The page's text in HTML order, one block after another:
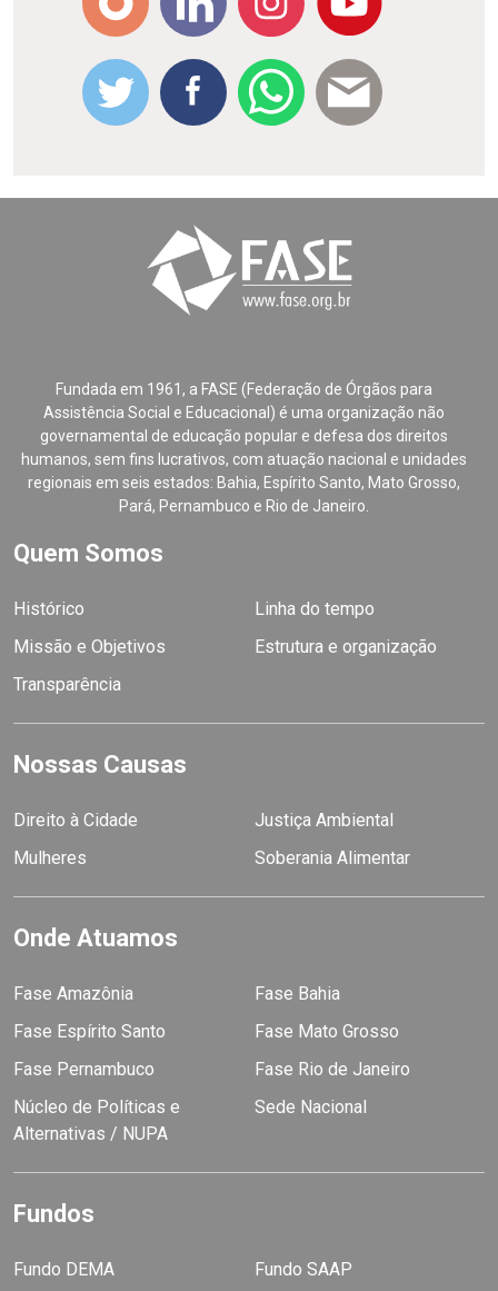
Fundada em 1961, a FASE (Federação de Órgãos para
Assistência Social e Educacional) é uma organização não
governamental de educação popular e defesa dos direitos
humanos, sem fins lucrativos, com atuação nacional e unidades
regionais em seis estados: Bahia, Espírito Santo, Mato Grosso,
Pará, Pernambuco e Rio de Janeiro.
Quem Somos
Histórico
Linha do tempo
Missão e Objetivos
Estrutura e organização
Transparência
Nossas Causas
Direito à Cidade
Justiça Ambiental
Mulheres
Soberania Alimentar
Onde Atuamos
Fase Amazônia
Fase Bahia
Fase Espírito Santo
Fase Mato Grosso
Fase Pernambuco
Fase Rio de Janeiro
Núcleo de Políticas e
Alternativas / NUPA
Sede Nacional
Fundos
Fundo DEMA Fundo SAAP